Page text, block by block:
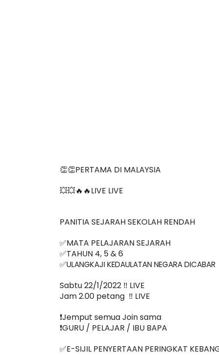
👏👏PERTAMA DI MALAYSIA
💥💥🔥🔥LIVE LIVE
PANITIA SEJARAH SEKOLAH RENDAH
✅MATA PELAJARAN SEJARAH
✅TAHUN 4, 5 & 6
✅ULANGKAJI KEDAULATAN NEGARA DICABAR
Sabtu 22/1/2022 ‼️ LIVE
Jam 2.00 petang  ‼️ LIVE
❗️Jemput semua Join sama
❗️GURU / PELAJAR / IBU BAPA
✅E-SIJIL PENYERTAAN PERINGKAT